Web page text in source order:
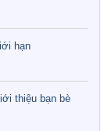
hạn
thiệu bạn bè